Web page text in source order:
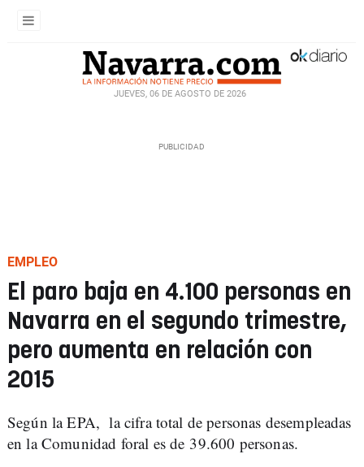
JUEVES, 06 DE AGOSTO DE 2026
EMPLEO
El paro baja en 4.100 personas en
Navarra en el segundo trimestre,
pero aumenta en relación con
2015
Según la EPA, la cifra total de personas desempleadas
en la Comunidad foral es de 39.600 personas.